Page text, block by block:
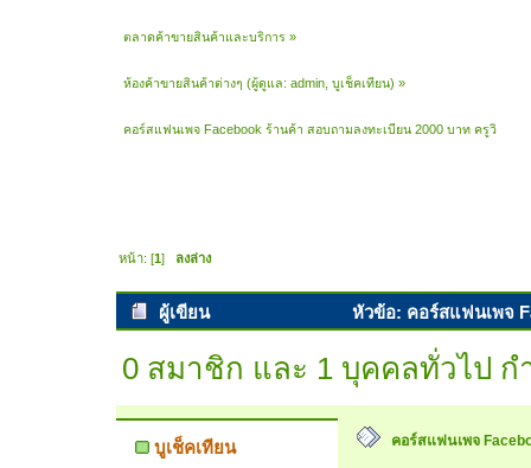
ตลาดค้าขายสินค้าและบริการ »
ห้องค้าขายสินค้าต่างๆ (ผู้ดูแล:admin,บูเช็คเทียน) »
คอร์สแฟนเพจ Facebook ร้านค้า สอบถามลงทะเบียน 2000 บาท ครูวิ
หน้า: [1] ลงล่าง
ผู้เขียน
หัวข้อ: คอร์สแฟนเพจ
0 สมาชิก และ 1 บุคคลทั่วไป
บูเช็คเทียน คอร์สแฟนเพจ